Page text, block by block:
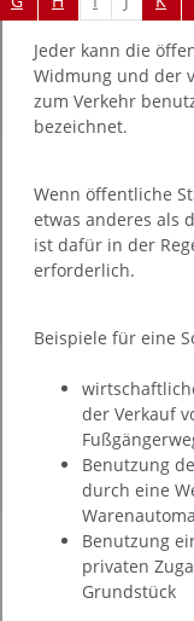
Jeder kann die
Widmung und der
zum Verkehr
bezeichnet.
Wenn öffentliche
etwas anderes als
ist dafür in der
erforderlich.
Beispiele für eine
der Verkauf
Benutzung
durch eine
Benutzung
privaten
Grundstück